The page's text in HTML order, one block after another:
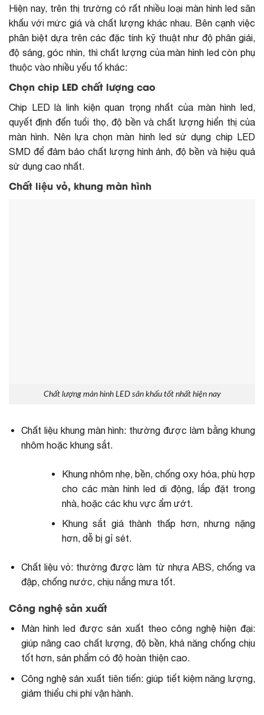
Hiện nay, trên thị trường có rất nhiều loại màn hình led sân
khấu với mức giá và chất lượng khác nhau. Bên cạnh việc
phân biệt dựa trên các đặc tính kỹ thuật như độ phân giải,
độ sáng, góc nhìn, thì chất lượng của màn hình led còn phụ
thuộc vào nhiều yếu tố khác:
Chọn chip LED chất lượng cao
Chip LED là linh kiện quan trọng nhất của màn hình led,
quyết định đến tuổi thọ, độ bền và chất lượng hiển thị của
màn hình. Nên lựa chọn màn hình led sử dụng chip LED
SMD để đảm bảo chất lượng hình ảnh, độ bền và hiệu quả
sử dụng cao nhất.
Chất liệu vỏ, khung màn hình
Chất lượng màn hình LED sân khấu tốt nhất hiện nay
Chất liệu khung màn hình: thường được làm bằng khung
nhôm hoặc khung sắt.
Khung nhôm nhẹ, bền, chống oxy hóa, phù hợp
cho các màn hình led di động, lắp đặt trong
nhà, hoặc các khu vực ẩm ướt.
Khung sắt giá thành thấp hơn, nhưng nặng
hơn, dễ bị gỉ sét.
Chất liệu vỏ: thường được làm từ nhựa ABS, chống va
đập, chống nước, chịu nắng mưa tốt.
Công nghệ sản xuất
Màn hình led được sản xuất theo công nghệ hiện đại:
giúp nâng cao chất lượng, độ bền, khả năng chống chịu
tốt hơn, sản phẩm có độ hoàn thiện cao.
Công nghệ sản xuất tiên tiến: giúp tiết kiệm năng lượng,
giảm thiểu chi phí vận hành.